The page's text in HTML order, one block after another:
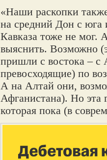
«Наши раскопки
на средний Дон с юга
Кавказа тоже не мог.
выяснить. Возможно
пришли с востока – с
превосходящие) по
А на Алтай они,
Афганистана). Но эта
которая пока (в